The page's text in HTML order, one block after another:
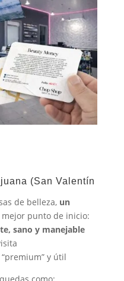
(San Valentín
de belleza, un
mejor punto de inicio:
sano y manejable
y útil